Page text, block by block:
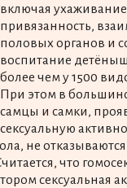
включая
привязанность,
половых органов и
воспитание
более чем у 1500
При этом в
самцы и самки,
сексуальную
не отказываются
что
сексуальная